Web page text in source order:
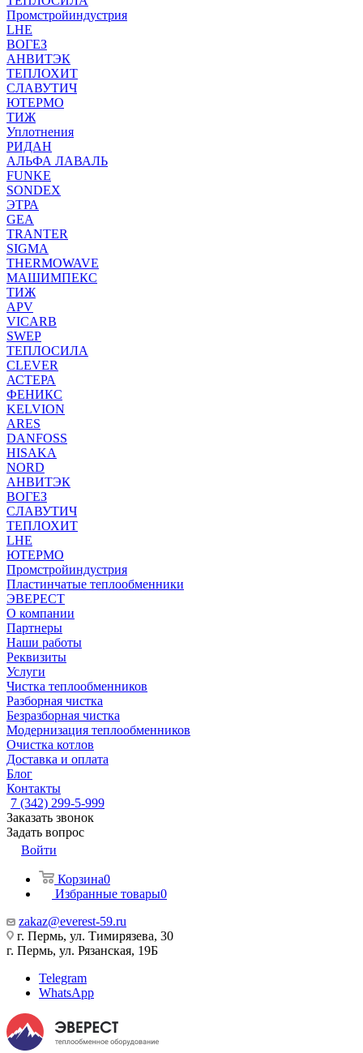
Промстройиндустрия
LHE
ВОГЕЗ
АНВИТЭК
ТЕПЛОХИТ
СЛАВУТИЧ
ЮТЕРМО
ТИЖ
Уплотнения
РИДАН
АЛЬФА ЛАВАЛЬ
FUNKE
SONDEX
ЭТРА
GEA
TRANTER
SIGMA
THERMOWAVE
МАШИМПЕКС
ТИЖ
APV
VICARB
SWEP
ТЕПЛОСИЛА
CLEVER
АСТЕРА
ФЕНИКС
KELVION
ARES
DANFOSS
HISAKA
NORD
АНВИТЭК
ВОГЕЗ
СЛАВУТИЧ
ТЕПЛОХИТ
LHE
ЮТЕРМО
Промстройиндустрия
Пластинчатые теплообменники
ЭВЕРЕСТ
О компании
Партнеры
Наши работы
Реквизиты
Услуги
Чистка теплообменников
Разборная чистка
Безразборная чистка
Модернизация теплообменников
Очистка котлов
Доставка и оплата
Блог
Контакты
7 (342) 299-5-999
Заказать звонок
Задать вопрос
Войти
Корзина0
Избранные товары0
zakaz@everest-59.ru
г. Пермь, ул. Тимирязева, 30
г. Пермь, ул. Рязанская, 19Б
Telegram
WhatsApp